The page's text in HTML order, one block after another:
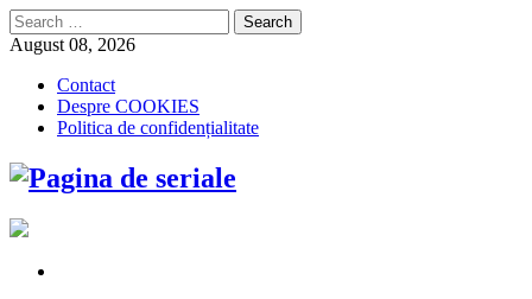
Search
for:
August 08, 2026
Contact
Despre COOKIES
Politica de confidențialitate